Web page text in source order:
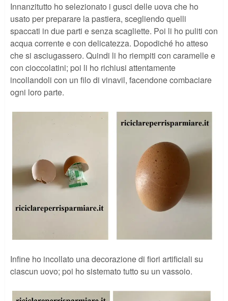
Innanzitutto ho selezionato i gusci delle uova che ho
usato per preparare la pastiera, scegliendo quelli
spaccati in due parti e senza scagliette. Poi li ho puliti con
acqua corrente e con delicatezza. Dopodiché ho atteso
che si asciugassero. Quindi li ho riempiti con caramelle e
con cioccolatini; poi li ho richiusi attentamente
incollandoli con un filo di vinavil, facendone combaciare
ogni loro parte.
Infine ho incollato una decorazione di fiori artificiali su
ciascun uovo; poi ho sistemato tutto su un vassoio.